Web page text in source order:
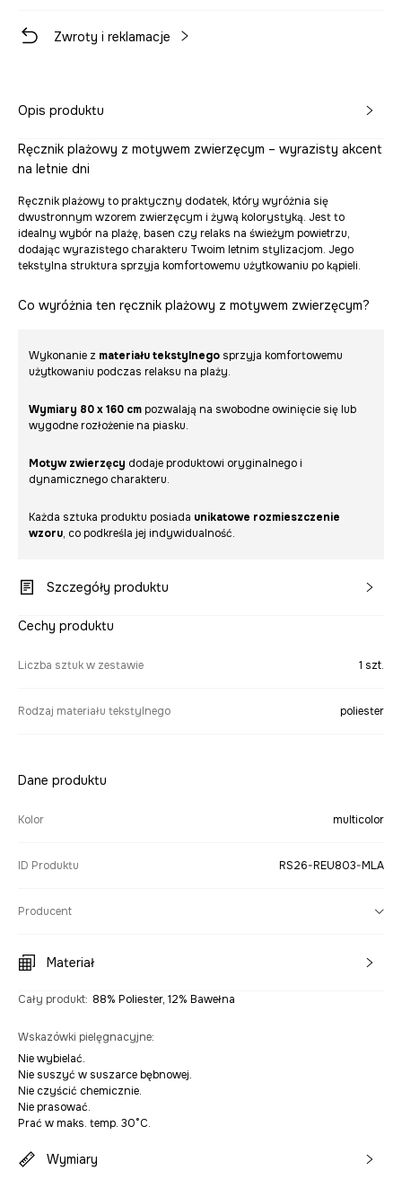
Zwroty i reklamacje
Opis produktu
Ręcznik plażowy z motywem zwierzęcym – wyrazisty akcent
na letnie dni
Ręcznik plażowy to praktyczny dodatek, który wyróżnia się
dwustronnym wzorem zwierzęcym i żywą kolorystyką. Jest to
idealny wybór na plażę, basen czy relaks na świeżym powietrzu,
dodając wyrazistego charakteru Twoim letnim stylizacjom. Jego
tekstylna struktura sprzyja komfortowemu użytkowaniu po kąpieli.
Co wyróżnia ten ręcznik plażowy z motywem zwierzęcym?
Wykonanie z materiału tekstylnego sprzyja komfortowemu
użytkowaniu podczas relaksu na plaży.
Wymiary 80 x 160 cm pozwalają na swobodne owinięcie się lub
wygodne rozłożenie na piasku.
Motyw zwierzęcy dodaje produktowi oryginalnego i
dynamicznego charakteru.
Każda sztuka produktu posiada unikatowe rozmieszczenie
wzoru, co podkreśla jej indywidualność.
Szczegóły produktu
Cechy produktu
Liczba sztuk w zestawie 1 szt.
Rodzaj materiału tekstylnego poliester
Dane produktu
Kolor multicolor
ID Produktu RS26-REU803-MLA
Producent
Materiał
Cały produkt: 88% Poliester, 12% Bawełna
Wskazówki pielęgnacyjne:
Nie wybielać.
Nie suszyć w suszarce bębnowej.
Nie czyścić chemicznie.
Nie prasować.
Prać w maks. temp. 30°C.
Wymiary